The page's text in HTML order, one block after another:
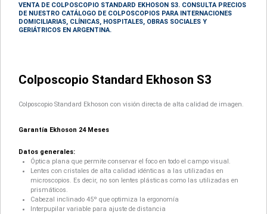
VENTA DE COLPOSCOPIO STANDARD EKHOSON S3. CONSULTA PRECIOS
DE NUESTRO CATÁLOGO DE COLPOSCOPIOS PARA INTERNACIONES
DOMICILIARIAS, CLÍNICAS, HOSPITALES, OBRAS SOCIALES Y
GERIÁTRICOS EN ARGENTINA.
Colposcopio Standard Ekhoson S3
Colposcopio Standard Ekhoson con visión directa de alta calidad de imagen.
Garantía Ekhoson 24 Meses
Datos generales:
Óptica plana que permite conservar el foco en todo el campo visual.
Lentes con cristales de alta calidad idénticas a las utilizadas en
microscopios. Es decir, no son lentes plásticas como las utilizadas en
prismáticos.
Cabezal inclinado 45º que optimiza la ergonomía
Interpupilar variable para ajuste de distancia